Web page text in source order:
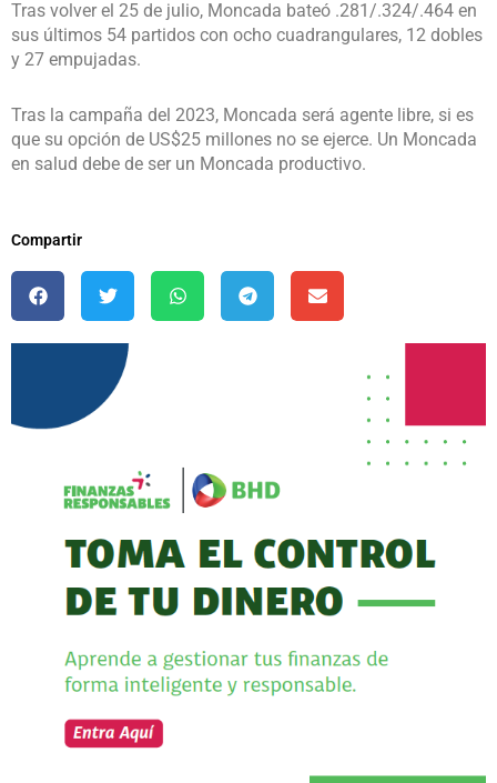
Tras volver el 25 de julio, Moncada bateó .281/.324/.464 en
sus últimos 54 partidos con ocho cuadrangulares, 12 dobles
y 27 empujadas.
Tras la campaña del 2023, Moncada será agente libre, si es
que su opción de US$25 millones no se ejerce. Un Moncada
en salud debe de ser un Moncada productivo.
Compartir